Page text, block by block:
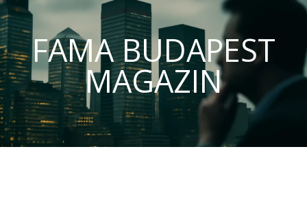
FAMA BUDAPEST
MAGAZIN